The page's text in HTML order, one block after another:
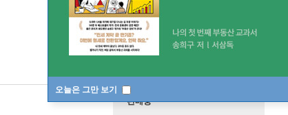
오늘은 그만 보기
판매중